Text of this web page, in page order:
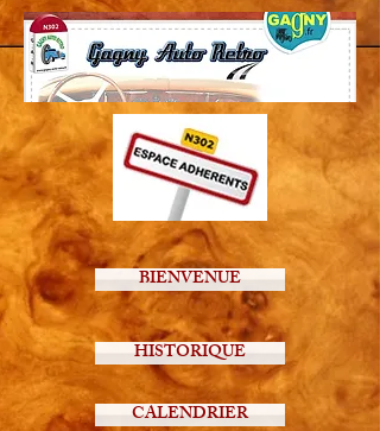
BIENVENUE
HISTORIQUE
CALENDRIER